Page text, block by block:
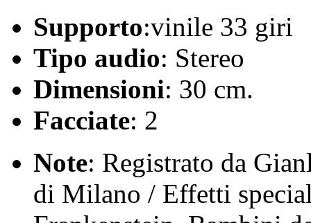
Supporto:vinile 33 giri
Tipo audio: Stereo
Dimensioni: 30 cm.
Facciate: 2
Note: Registrato da
di Milano / Effetti